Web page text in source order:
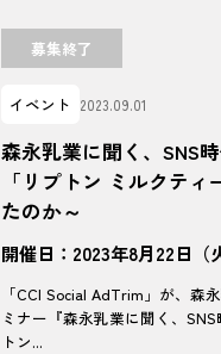
募集終了
イベント 2023.09.01
森永乳業に聞く、SNS
「リプトン ミルクテ
たのか～
開催日：2023年8月22日（
「CCI Social AdTrim」が、森
ミナー『森永乳業に聞く、
トン...